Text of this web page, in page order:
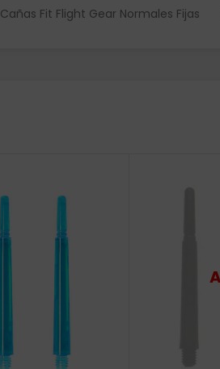
Cañas Fit Flight Gear Normales Fijas